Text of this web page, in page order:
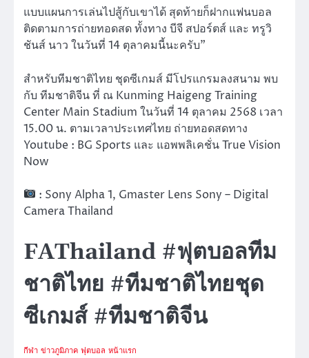
แบบแผนการเล่นไปสู้กับเขาได้ สุดท้ายก็ฝากแฟนบอล
ติดตามการถ่ายทอดสด ทั้งทาง บีจี สปอร์ตส์ และ ทรูวิ
ชันส์ นาว ในวันที่ 14 ตุลาคมนี้นะครับ”
สำหรับทีมชาติไทย ชุดซีเกมส์ มีโปรแกรมลงสนาม พบ
กับ ทีมชาติจีน ที่ ณ Kunming Haigeng Training
Center Main Stadium ในวันที่ 14 ตุลาคม 2568 เวลา
15.00 น. ตามเวลาประเทศไทย ถ่ายทอดสดทาง
Youtube : BG Sports และ แอพพลิเคชั่น True Vision
Now
: Sony Alpha 1, Gmaster Lens Sony – Digital
Camera Thailand
FAThailand #ฟุตบอลทีม
ชาติไทย #ทีมชาติไทยชุด
ซีเกมส์ #ทีมชาติจีน
กีฬา ข่าวภูมิภาค ฟุตบอล หน้าแรก